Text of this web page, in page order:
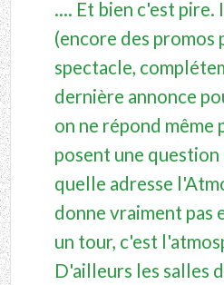
.... Et bien c'est pire.
(encore des promos
spectacle,
dernière annonce
on ne répond même
posent une question
quelle adresse
donne vraiment pas
un tour, c'est
D'ailleurs les salles